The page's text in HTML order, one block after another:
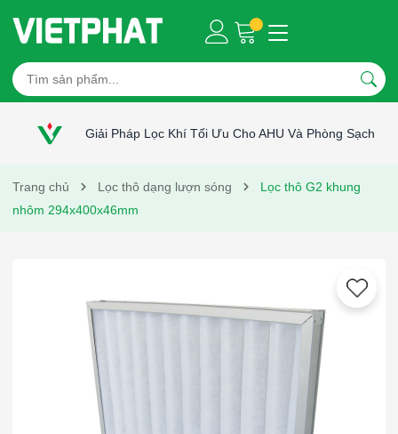
Giải Pháp Lọc Khí Tối Ưu Cho AHU Và Phòng Sạch
Trang chủ Lọc thô dạng lượn sóng
Lọc thô G2 khung
nhôm 294x400x46mm